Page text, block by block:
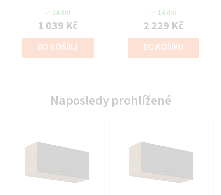
14 dní
1 039 Kč
DO KOŠÍKU
14 dní
2 229 Kč
DO KOŠÍKU
Naposledy prohlížené